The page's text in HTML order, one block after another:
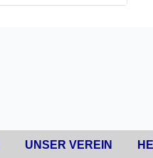
UNSER VEREIN